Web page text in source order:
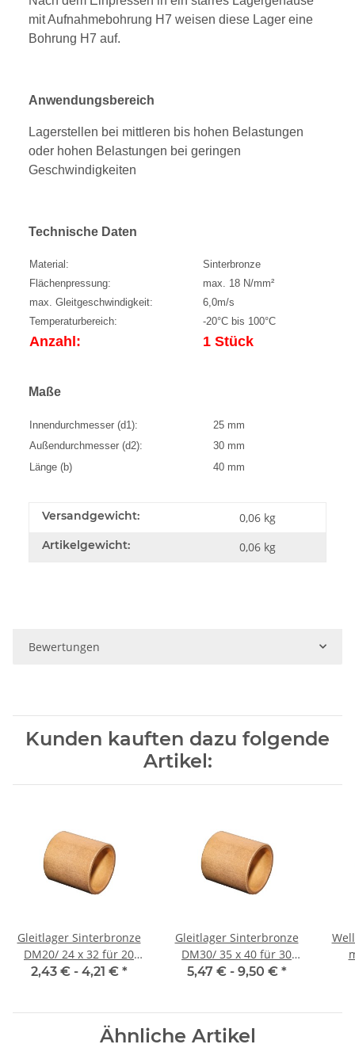
mit Aufnahmebohrung H7 weisen diese Lager eine
Bohrung H7 auf.
Anwendungsbereich
Lagerstellen bei mittleren bis hohen Belastungen
oder hohen Belastungen bei geringen
Geschwindigkeiten
Technische Daten
Material:
Sinterbronze
Flächenpressung:
max. 18 N/mm²
max. Gleitgeschwindigkeit:
6,0m/s
Temperaturbereich:
-20°C bis 100°C
Anzahl: 1 Stück
Maße
Innendurchmesser (d1):
25 mm
Außendurchmesser (d2):
30 mm
Länge (b)
40 mm
Versandgewicht: 0,06 kg
Artikelgewicht: 0,06 kg
Bewertungen
Kunden kauften dazu folgende
Artikel:
Gleitlager Sinterbronze
DM20/ 24 x 32 für 20
mm Welle
2,43 € - 4,21 € *
Gleitlager Sinterbronze
DM30/ 35 x 40 für 30
mm Welle
5,47 € - 9,50 € *
Ähnliche Artikel